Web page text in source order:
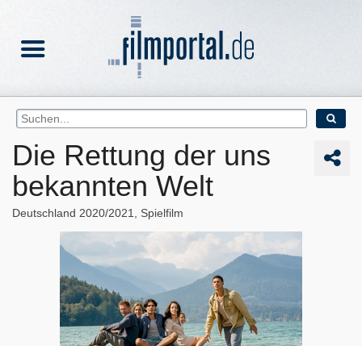
Die Rettung der uns
bekannten Welt
Deutschland 2020/2021 Spielfilm